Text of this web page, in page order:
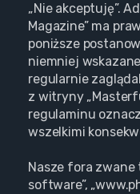
„Nie akceptuję”.
Magazine” ma
poniższe
niemniej
regularnie
z witryny
regulaminu
wszelkimi
Nasze fora zwane
software”,